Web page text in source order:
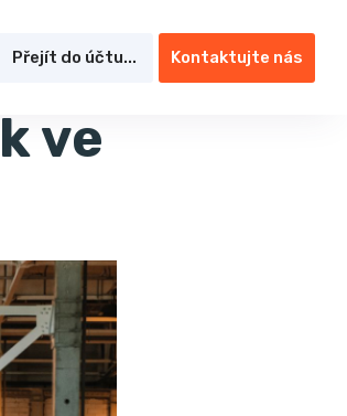
Přejít do účtu... Kontaktujte nás
ve